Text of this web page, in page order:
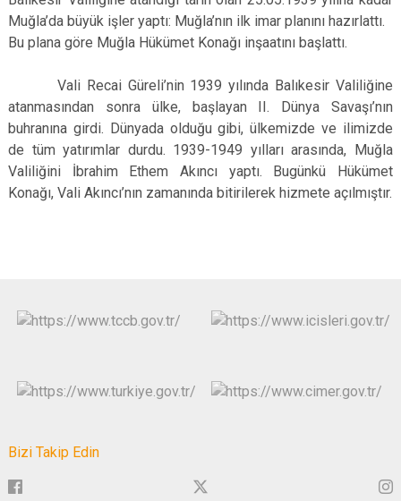
Muğla’da büyük işler yaptı: Muğla’nın ilk imar planını hazırlattı.
Bu plana göre Muğla Hükümet Konağı inşaatını başlattı.
Vali Recai Güreli’nin 1939 yılında Balıkesir Valiliğine
atanmasından sonra ülke, başlayan II. Dünya Savaşı’nın
buhranına girdi. Dünyada olduğu gibi, ülkemizde ve ilimizde
de tüm yatırımlar durdu. 1939-1949 yılları arasında, Muğla
Valiliğini İbrahim Ethem Akıncı yaptı. Bugünkü Hükümet
Konağı, Vali Akıncı’nın zamanında bitirilerek hizmete açılmıştır.
Bizi Takip Edin